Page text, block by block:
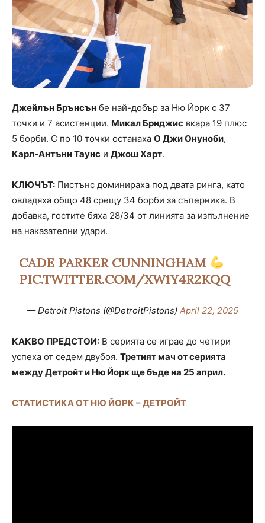
Джейлън Брънсън бе най-добър за Ню Йорк с 37
точки и 7 асистенции. Микал Бриджис вкара 19 плюс
5 борби. С по 10 точки останаха О Джи Онуноби,
Карл-Антъни Таунс и Джош Харт.
КЛЮЧЪТ: Пистънс доминираха под двата ринга, като
овладяха общо 48 срещу 34 борби за съперника. В
добавка, гостите бяха 28/34 от линията за изпълнение
на наказателни удари.
CADE PARKER CUNNINGHAM
PIC.TWITTER.COM/XW1Y4R2KQQ
— Detroit Pistons (@DetroitPistons) April 22, 2025
КАКВО ПРЕДСТОИ: В серията се играе до четири
успеха от седем двубоя. Третият мач от серията
между Детройт и Ню Йорк ще бъде на 25 април.
СТАТИСТИКА ОТ НЮ ЙОРК – ДЕТРОЙТ